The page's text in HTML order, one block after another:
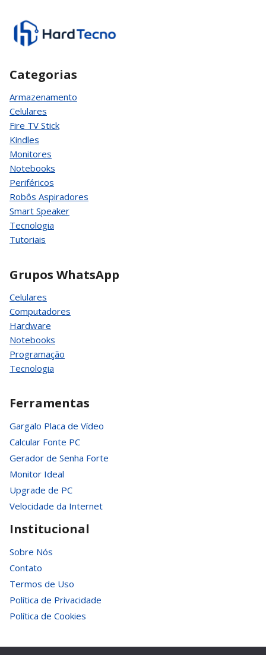
Categorias
Armazenamento
Celulares
Fire TV Stick
Kindles
Monitores
Notebooks
Periféricos
Robôs Aspiradores
Smart Speaker
Tecnologia
Tutoriais
Grupos WhatsApp
Celulares
Computadores
Hardware
Notebooks
Programação
Tecnologia
Ferramentas
Gargalo Placa de Vídeo
Calcular Fonte PC
Gerador de Senha Forte
Monitor Ideal
Upgrade de PC
Velocidade da Internet
Institucional
Sobre Nós
Contato
Termos de Uso
Política de Privacidade
Política de Cookies